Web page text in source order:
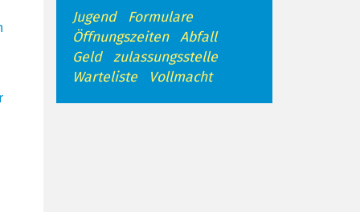
Jugend
Formulare
Öffnungszeiten
Abfall
Geld
zulassungsstelle
Warteliste
Vollmacht